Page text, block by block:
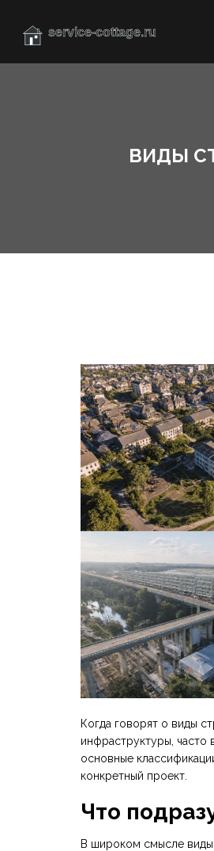
ВИДЫ
Когда говорят о виды
инфраструктуры ,
основные
конкретный проект.
Что
В широком смысле